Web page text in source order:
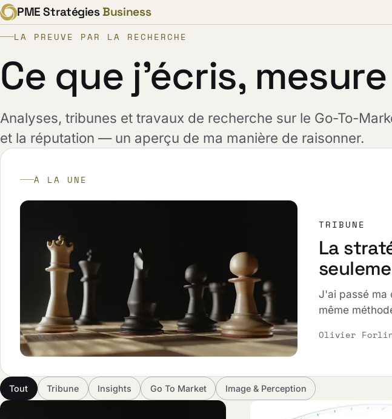
PME StratégiesBusiness
LA PREUVE PAR LA RECHERCHE
Ce que j'écris,
Analyses, tribunes et travaux de recherche sur le Go-To-
et la réputation — un aperçu de ma manière de raisonner.
À LA UNE
TRIBUNE
La
J'ai passé ma
même
Olivier
Tout Tribune Insights Go To Market Image & Perception